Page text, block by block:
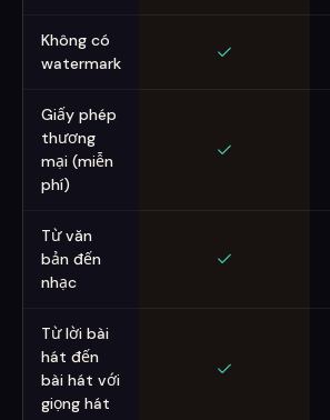
Không có
watermark
Giấy phép
thương
mại (miễn
phí)
Từ văn
bản đến
nhạc
Từ lời bài
hát đến
bài hát với
giọng hát